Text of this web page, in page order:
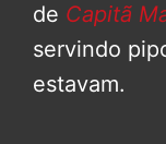
de Capitã
servindo
estavam.